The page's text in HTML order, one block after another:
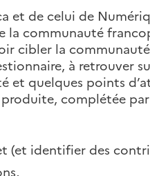
et de celui de
la communauté
cibler la
à retrouver
et quelques points
complétée
(et identifier des